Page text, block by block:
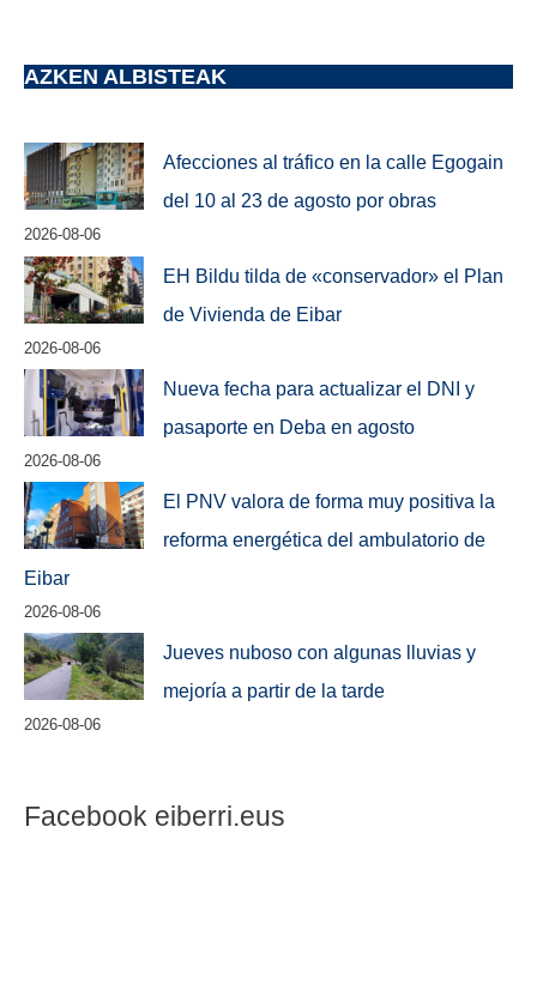
AZKEN ALBISTEAK
Afecciones al tráfico en la calle Egogain
del 10 al 23 de agosto por obras
2026-08-06
EH Bildu tilda de «conservador» el Plan
de Vivienda de Eibar
2026-08-06
Nueva fecha para actualizar el DNI y
pasaporte en Deba en agosto
2026-08-06
El PNV valora de forma muy positiva la
reforma energética del ambulatorio de
Eibar
2026-08-06
Jueves nuboso con algunas lluvias y
mejoría a partir de la tarde
2026-08-06
Facebook eiberri.eus